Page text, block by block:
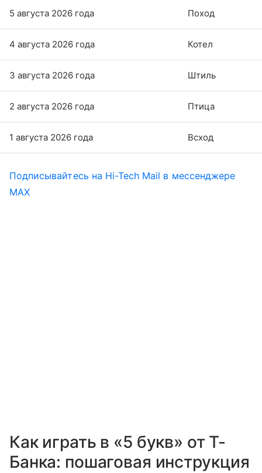
5 августа 2026 года Поход
4 августа 2026 года Котел
3 августа 2026 года Штиль
2 августа 2026 года Птица
1 августа 2026 года Всход
Подписывайтесь на Hi-Tech Mail в мессенджере
MAX
Как играть в «5 букв» от Т-
Банка: пошаговая инструкция